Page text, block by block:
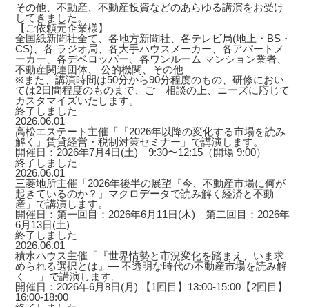
その他、不動産、不動産投資などのあらゆる講演をお受け
してきました。
【ご依頼元企業様】
全国紙新聞社全て、各地方新聞社、各テレビ局(地上・BS・
CS)、各 ラジオ局、各大手ハウスメーカー、各アパートメ
ーカー、各デベロッパー、各ワンルーム マンション業者、
不動産関連団体、 公的機関、その他
※また、講演時間は50分から90分程度のもの、研修におい
ては2日間程度のものまで、ご゙相談の上、ニーズに応じて
カスタマイズいたします。
終了しました
2026.06.01
高松エステート主催「『2026年以降の変化する市場を読み
解く』賃貸経営・税制対策セミナー」で講演します。
開催日：2026年7月4日(土) 9:30〜12:15（開場 9:00）
終了しました
2026.06.01
三菱地所主催「2026年後半の展望『今、不動産市場に何が
起きているのか？』マクロデータで読み解く経済と不動
産」で講演します。
開催日：第一回目：2026年6月11日(木) 第二回目：2026年
6月13日(土)
終了しました
2026.06.01
積水ハウス主催「『世界情勢と市況変化を踏まえ、いま求
められる選択とは』― 不透明な時代の不動産市場を読み解
く ―」で講演します。
開催日：2026年6月8日(月) 【1回目】13:00-15:00【2回目】
16:00-18:00